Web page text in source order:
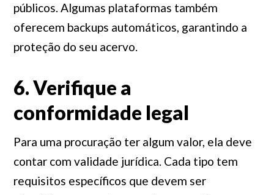
públicos. Algumas plataformas também
oferecem backups automáticos, garantindo a
proteção do seu acervo.
6. Verifique a
conformidade legal
Para uma procuração ter algum valor, ela deve
contar com validade jurídica. Cada tipo tem
requisitos específicos que devem ser